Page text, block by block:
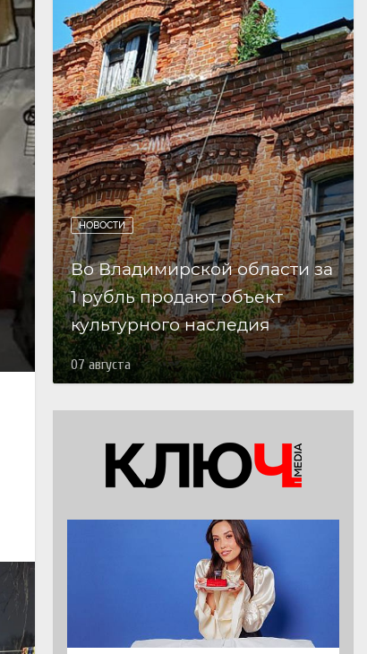
НОВОСТИ
Во Владимирской области за
1 рубль продают объект
культурного наследия
07 августа